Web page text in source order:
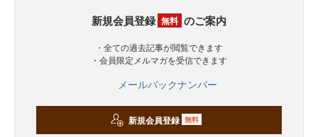
新規会員登録 無料 のご案内
・全ての過去記事が閲覧できます
・会員限定メルマガを受信できます
メールバックナンバー
新規会員登録 無料